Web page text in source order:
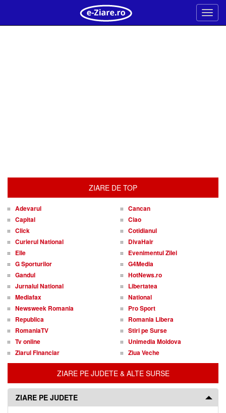
Meniu
ZIARE DE TOP
Adevarul
Cancan
Capital
Ciao
Click
Cotidianul
Curierul National
DivaHair
Elle
Evenimentul Zilei
G Sporturilor
G4Media
Gandul
HotNews.ro
Jurnalul National
Libertatea
Mediafax
National
Newsweek Romania
Pro Sport
Republica
Romania Libera
RomaniaTV
Stiri pe Surse
Tv online
Unimedia Moldova
Ziarul Financiar
Ziua Veche
ZIARE PE JUDETE & ALTE SURSE
ZIARE PE JUDETE